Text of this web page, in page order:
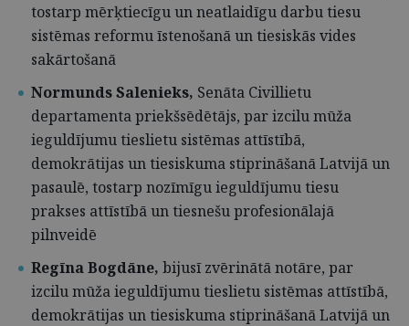
tostarp mērķtiecīgu un neatlaidīgu darbu tiesu
sistēmas reformu īstenošanā un tiesiskās vides
sakārtošanā
Normunds Salenieks, Senāta Civillietu
departamenta priekšsēdētājs, par izcilu mūža
ieguldījumu tieslietu sistēmas attīstībā,
demokrātijas un tiesiskuma stiprināšanā Latvijā un
pasaulē, tostarp nozīmīgu ieguldījumu tiesu
prakses attīstībā un tiesnešu profesionālajā
pilnveidē
Regīna Bogdāne, bijusī zvērinātā notāre, par
izcilu mūža ieguldījumu tieslietu sistēmas attīstībā,
demokrātijas un tiesiskuma stiprināšanā Latvijā un